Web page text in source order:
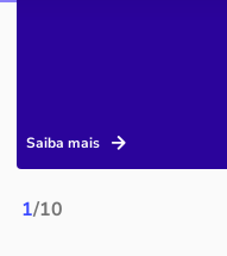
1/10
Saiba mais